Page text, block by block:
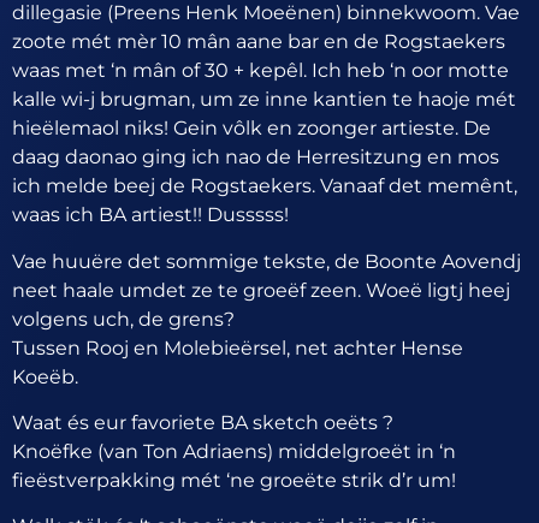
dillegasie (Preens Henk Moeënen) binnekwoom. Vae
zoote mét mèr 10 mân aane bar en de Rogstaekers
waas met ‘n mân of 30 + kepêl. Ich heb ‘n oor motte
kalle wi-j brugman, um ze inne kantien te haoje mét
hieëlemaol niks! Gein vôlk en zoonger artieste. De
daag daonao ging ich nao de Herresitzung en mos
ich melde beej de Rogstaekers. Vanaaf det memênt,
waas ich BA artiest!! Dusssss!
Vae huuëre det sommige tekste, de Boonte Aovendj
neet haale umdet ze te groeëf zeen. Woeë ligtj heej
volgens uch, de grens?
Tussen Rooj en Molebieërsel, net achter Hense
Koeëb.
Waat és eur favoriete BA sketch oeëts ?
Knoëfke (van Ton Adriaens) middelgroeët in ‘n
fieëstverpakking mét ‘ne groeëte strik d’r um!